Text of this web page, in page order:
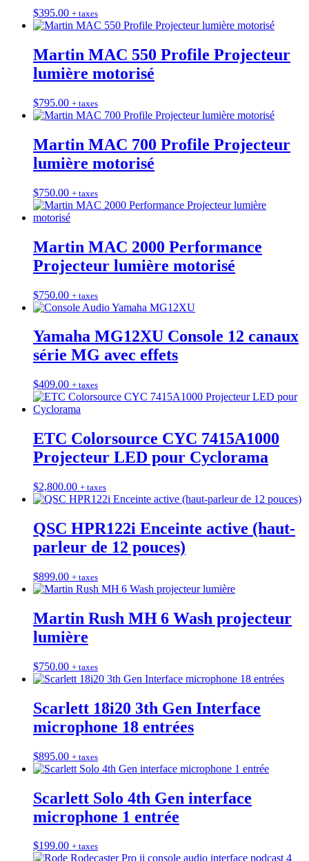
$395.00 + taxes
Martin MAC 550 Profile Projecteur
lumière motorisé
$795.00 + taxes
Martin MAC 700 Profile Projecteur
lumière motorisé
$750.00 + taxes
Martin MAC 2000 Performance
Projecteur lumière motorisé
$750.00 + taxes
Yamaha MG12XU Console 12 canaux
série MG avec effets
$409.00 + taxes
ETC Colorsource CYC 7415A1000
Projecteur LED pour Cyclorama
$2,800.00 + taxes
QSC HPR122i Enceinte active (haut-
parleur de 12 pouces)
$899.00 + taxes
Martin Rush MH 6 Wash projecteur
lumière
$750.00 + taxes
Scarlett 18i20 3th Gen Interface
microphone 18 entrées
$895.00 + taxes
Scarlett Solo 4th Gen interface
microphone 1 entrée
$199.00 + taxes